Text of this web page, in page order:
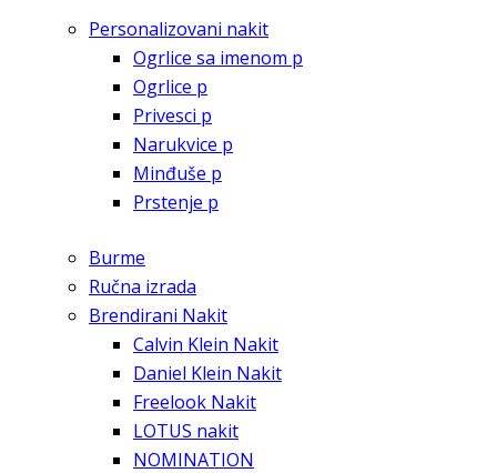
Personalizovani nakit
Ogrlice sa imenom p
Ogrlice p
Privesci p
Narukvice p
Minđuše p
Prstenje p
Burme
Ručna izrada
Brendirani Nakit
Calvin Klein Nakit
Daniel Klein Nakit
Freelook Nakit
LOTUS nakit
NOMINATION